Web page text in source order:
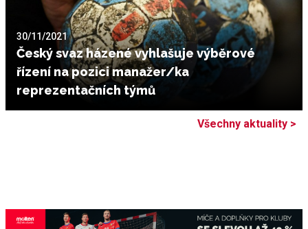
30/11/2021
Český svaz házené vyhlašuje výběrové
řízení na pozici manažer/ka
reprezentačních týmů
Všechny aktuality >